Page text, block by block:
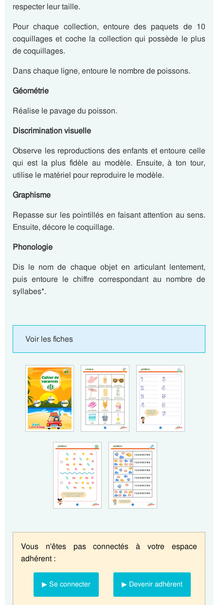
respecter leur taille.
Pour chaque collection, entoure des paquets de 10
coquillages et coche la collection qui possède le plus
de coquillages.
Dans chaque ligne, entoure le nombre de poissons.
Géométrie
Réalise le pavage du poisson.
Discrimination visuelle
Observe les reproductions des enfants et entoure celle
qui est la plus fidèle au modèle. Ensuite, à ton tour,
utilise le matériel pour reproduire le modèle.
Graphisme
Repasse sur les pointillés en faisant attention au sens.
Ensuite, décore le coquillage.
Phonologie
Dis le nom de chaque objet en articulant lentement,
puis entoure le chiffre correspondant au nombre de
syllabes*.
Voir les fiches
Vous n'êtes pas connectés à votre espace
adhérent :
▶ Se connecter ▶ Devenir adhérent